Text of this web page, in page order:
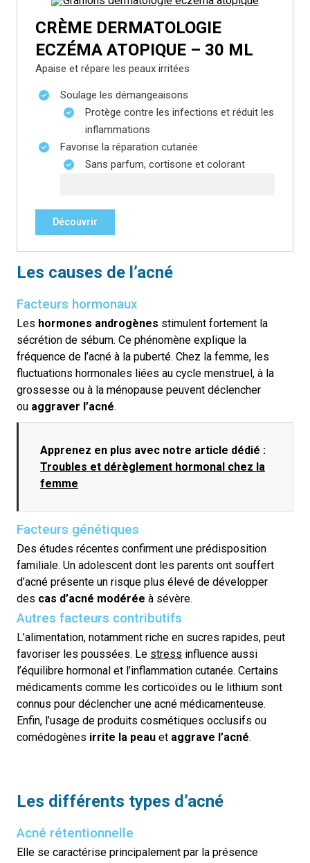
CRÈME DERMATOLOGIE
ECZÉMA ATOPIQUE – 30 ML
Apaise et répare les peaux irritées
Soulage les démangeaisons
Protège contre les infections et réduit les
inflammations
Favorise la réparation cutanée
Sans parfum, cortisone et colorant
Découvrir
Les causes de l’acné
Facteurs hormonaux
Les hormones androgènes stimulent fortement la
sécrétion de sébum. Ce phénomène explique la
fréquence de l’acné à la puberté. Chez la femme, les
fluctuations hormonales liées au cycle menstruel, à la
grossesse ou à la ménopause peuvent déclencher
ou aggraver l’acné.
Apprenez en plus avec notre article dédié :
Troubles et dérèglement hormonal chez la
femme
Facteurs génétiques
Des études récentes confirment une prédisposition
familiale. Un adolescent dont les parents ont souffert
d’acné présente un risque plus élevé de développer
des cas d’acné modérée à sévère.
Autres facteurs contributifs
L’alimentation, notamment riche en sucres rapides, peut
favoriser les poussées. Le stress influence aussi
l’équilibre hormonal et l’inflammation cutanée. Certains
médicaments comme les corticoïdes ou le lithium sont
connus pour déclencher une acné médicamenteuse.
Enfin, l’usage de produits cosmétiques occlusifs ou
comédogènes irrite la peau et aggrave l’acné.
Les différents types d’acné
Acné rétentionnelle
Elle se caractérise principalement par la présence